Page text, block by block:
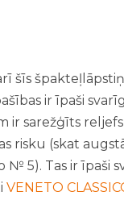
šīs
ir īpaši
ir sarežģīts
risku (skat
№ 5). Tas ir īpaši
VENETO